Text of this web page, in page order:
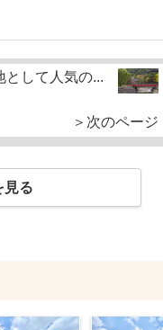
として人気の...
＞次のページ
見る